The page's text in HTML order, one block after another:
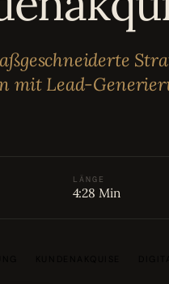
mit Lead-
LÄNGE
4:28 Min